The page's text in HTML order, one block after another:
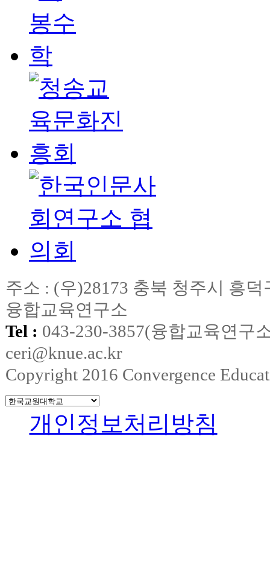
주소 : (우)28173 충북 청주시 흥
융합교육연구소
Tel : 043-230-3857(융합교육연
ceri@knue.ac.kr
Copyright 2016 Convergence
개인정보처리방침